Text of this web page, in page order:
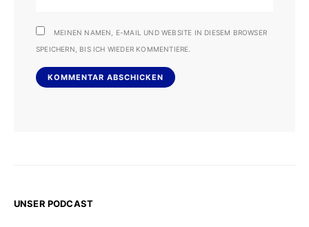
MEINEN NAMEN, E-MAIL UND WEBSITE IN DIESEM BROWSER
SPEICHERN, BIS ICH WIEDER KOMMENTIERE.
UNSER PODCAST